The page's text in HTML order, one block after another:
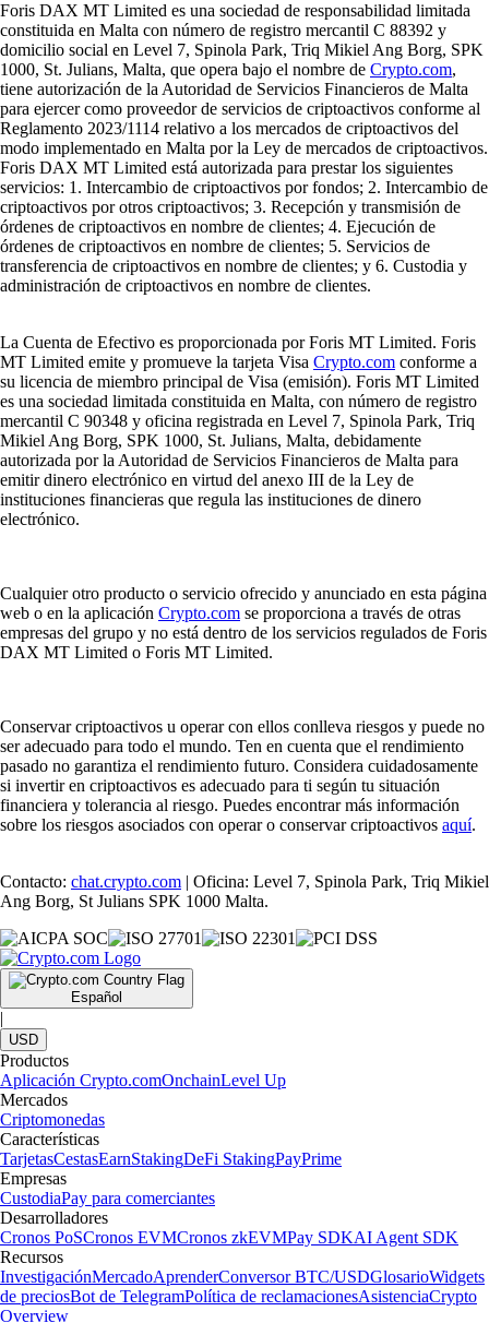
Foris DAX MT Limited es una sociedad de responsabilidad limitada
constituida en Malta con número de registro mercantil C 88392 y
domicilio social en Level 7, Spinola Park, Triq Mikiel Ang Borg, SPK
1000, St. Julians, Malta, que opera bajo el nombre de Crypto.com,
tiene autorización de la Autoridad de Servicios Financieros de Malta
para ejercer como proveedor de servicios de criptoactivos conforme al
Reglamento 2023/1114 relativo a los mercados de criptoactivos del
modo implementado en Malta por la Ley de mercados de criptoactivos.
Foris DAX MT Limited está autorizada para prestar los siguientes
servicios: 1. Intercambio de criptoactivos por fondos; 2. Intercambio de
criptoactivos por otros criptoactivos; 3. Recepción y transmisión de
órdenes de criptoactivos en nombre de clientes; 4. Ejecución de
órdenes de criptoactivos en nombre de clientes; 5. Servicios de
transferencia de criptoactivos en nombre de clientes; y 6. Custodia y
administración de criptoactivos en nombre de clientes.
La Cuenta de Efectivo es proporcionada por Foris MT Limited. Foris
MT Limited emite y promueve la tarjeta Visa Crypto.com conforme a
su licencia de miembro principal de Visa (emisión). Foris MT Limited
es una sociedad limitada constituida en Malta, con número de registro
mercantil C 90348 y oficina registrada en Level 7, Spinola Park, Triq
Mikiel Ang Borg, SPK 1000, St. Julians, Malta, debidamente
autorizada por la Autoridad de Servicios Financieros de Malta para
emitir dinero electrónico en virtud del anexo III de la Ley de
instituciones financieras que regula las instituciones de dinero
electrónico.
Cualquier otro producto o servicio ofrecido y anunciado en esta página
web o en la aplicación Crypto.com se proporciona a través de otras
empresas del grupo y no está dentro de los servicios regulados de Foris
DAX MT Limited o Foris MT Limited.
Conservar criptoactivos u operar con ellos conlleva riesgos y puede no
ser adecuado para todo el mundo. Ten en cuenta que el rendimiento
pasado no garantiza el rendimiento futuro. Considera cuidadosamente
si invertir en criptoactivos es adecuado para ti según tu situación
financiera y tolerancia al riesgo. Puedes encontrar más información
sobre los riesgos asociados con operar o conservar criptoactivos aquí.
Contacto: chat.crypto.com | Oficina: Level 7, Spinola Park, Triq Mikiel
Ang Borg, St Julians SPK 1000 Malta.
Español
|
USD
Productos
Aplicación Crypto.comOnchainLevel Up
Mercados
Criptomonedas
Características
TarjetasCestasEarnStakingDeFi StakingPayPrime
Empresas
CustodiaPay para comerciantes
Desarrolladores
Cronos PoSCronos EVMCronos zkEVMPay SDKAI Agent SDK
Recursos
InvestigaciónMercadoAprenderConversor BTC/USDGlosarioWidgets
de preciosBot de TelegramPolítica de reclamacionesAsistenciaCrypto
Overview